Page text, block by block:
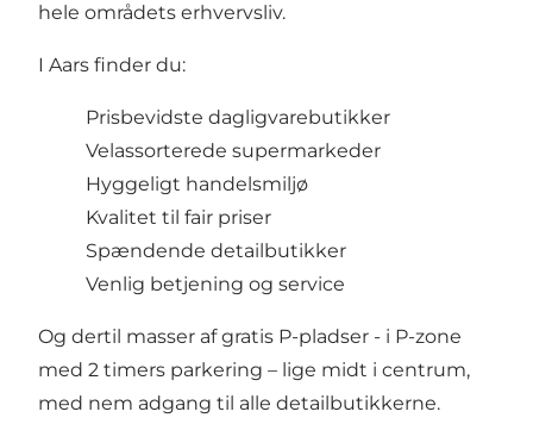
hele områdets erhvervsliv.
I Aars finder du:
Prisbevidste dagligvarebutikker
Velassorterede supermarkeder
Hyggeligt handelsmiljø
Kvalitet til fair priser
Spændende detailbutikker
Venlig betjening og service
Og dertil masser af gratis P-pladser - i P-zone
med 2 timers parkering – lige midt i centrum,
med nem adgang til alle detailbutikkerne.